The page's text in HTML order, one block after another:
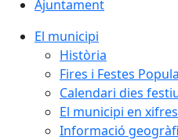
Ajuntament
El municipi
Història
Fires i Festes
Calendari dies
El municipi en xifres
Informació